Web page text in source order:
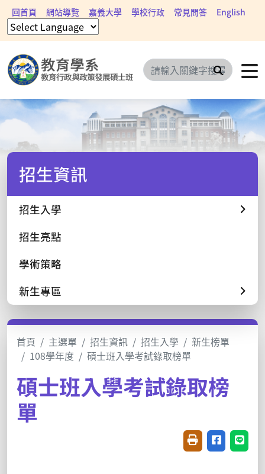
回首頁 網站導覽 嘉義大學 學校行政 常見問答 English
搜尋
招生資訊
招生入學
招生亮點
學術策略
新生專區
首頁 主選單 招生資訊 招生入學
新生榜單
108學年度
碩士班入學考試錄取榜單
碩士班入學考試錄取榜
單
友善列印(開新視
分享至臉書
分享